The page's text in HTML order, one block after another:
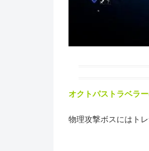
オクトパストラベラ
物理攻撃ボスにはト